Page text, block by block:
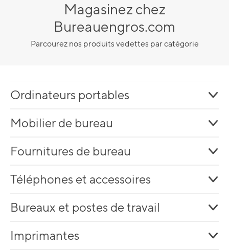
Magasinez chez
Bureauengros.com
Parcourez nos produits vedettes par catégorie
Ordinateurs portables
Mobilier de bureau
Fournitures de bureau
Téléphones et accessoires
Bureaux et postes de travail
Imprimantes